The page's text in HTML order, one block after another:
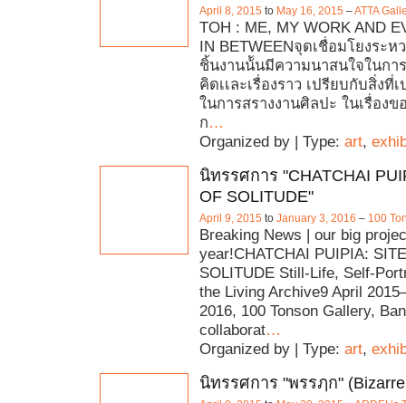
April 8, 2015 to May 16, 2015 –ATTA
TOH : ME, MY WORK AND
IN BETWEENจุดเชื่อมโยงระหว
ชิ้นงานน้ันมีความนาสนใจในกา
คิดเเละเรื่องราว เปรียบกับสิ่งที่
ในการสรางงานศิลปะ ในเรื่อง
ก…
Organized by | Type: art,
นิทรรศการ "CHATCHAI
OF SOLITUDE"
April 9, 2015 to January 3, 2016 – 100
Breaking News | our big
year!CHATCHAI PUIPIA:
SOLITUDE Still-Life, Self-
the Living Archive9 April
2016, 100 Tonson Gallery,
collaborat…
Organized by | Type: art,
นิทรรศการ "พรรฦก"